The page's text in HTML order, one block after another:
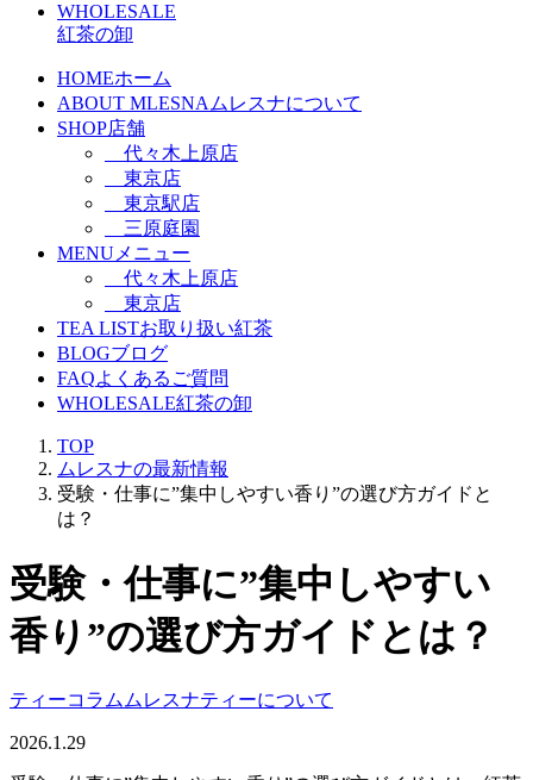
WHOLESALE
紅茶の卸
HOMEホーム
ABOUT MLESNAムレスナについて
SHOP店舗
代々木上原店
東京店
東京駅店
三原庭園
MENUメニュー
代々木上原店
東京店
TEA LISTお取り扱い紅茶
BLOGブログ
FAQよくあるご質問
WHOLESALE紅茶の卸
TOP
ムレスナの最新情報
受験・仕事に”集中しやすい香り”の選び方ガイドと
は？
受験・仕事に”集中しやすい
香り”の選び方ガイドとは？
ティーコラム ムレスナティーについて
2026.1.29